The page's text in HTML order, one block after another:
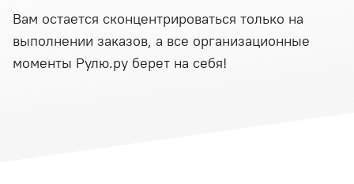
Вам остается сконцентрироваться только на
выполнении заказов, а все организационные
моменты Рулю.ру берет на себя!